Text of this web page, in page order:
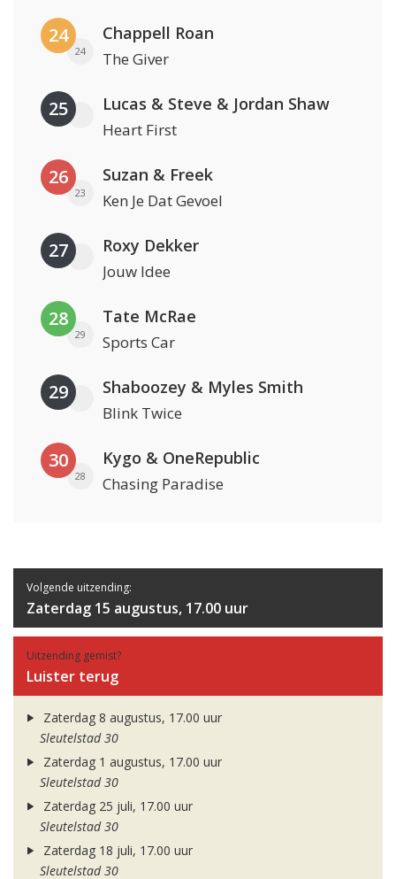
24
24
Chappell Roan
The Giver
25 Lucas & Steve & Jordan Shaw
Heart First
26
23
Suzan & Freek
Ken Je Dat Gevoel
27 Roxy Dekker
Jouw Idee
28
29
Tate McRae
Sports Car
29 Shaboozey & Myles Smith
Blink Twice
30
28
Kygo & OneRepublic
Chasing Paradise
Volgende uitzending:
Zaterdag 15 augustus, 17.00 uur
Uitzending gemist?
Luister terug
Zaterdag 8 augustus, 17.00 uur
Sleutelstad 30
Zaterdag 1 augustus, 17.00 uur
Sleutelstad 30
Zaterdag 25 juli, 17.00 uur
Sleutelstad 30
Zaterdag 18 juli, 17.00 uur
Sleutelstad 30